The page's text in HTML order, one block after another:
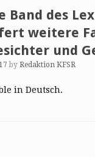
Band des
weitere
und
by Redaktion KFSR
in Deutsch.